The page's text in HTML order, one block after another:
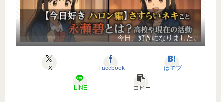
今日、好きになりました。
X Facebook はてブ
LINE コピー